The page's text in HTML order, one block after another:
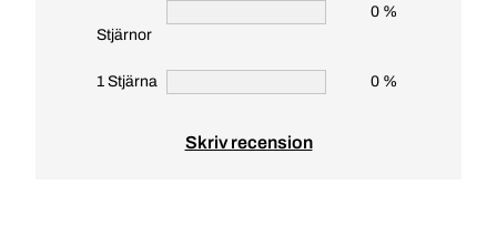
Stjärnor
0 %
1 Stjärna 0 %
Skriv recension